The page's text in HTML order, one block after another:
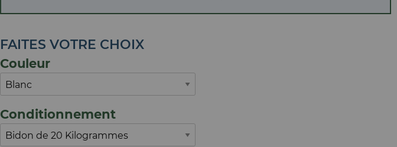
FAITES VOTRE CHOIX
Couleur
Conditionnement